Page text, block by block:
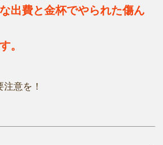
出費と金杯でやられた傷ん
。
意を！